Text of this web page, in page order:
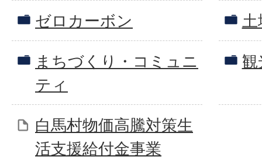
ゼロカーボン 土
まちづくり・コミュニ
ティ
観
白馬村物価高騰対策生
活支援給付金事業